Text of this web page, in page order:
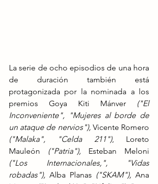
La serie de ocho episodios de una hora
de duración también está
protagonizada por la nominada a los
premios Goya Kiti Mánver ("El
Inconveniente", "Mujeres al borde de
un ataque de nervios"),
("Malaka", "Celda 211"), Loreto
Mauleón ("Patria"),
("Los Internacionales,", "Vidas
robadas"), Alba Planas ("SKAM"), Ana